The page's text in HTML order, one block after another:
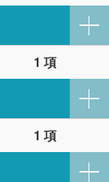
1 項
1 項